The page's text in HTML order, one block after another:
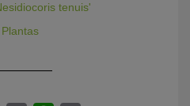
tenuis'
Plantas